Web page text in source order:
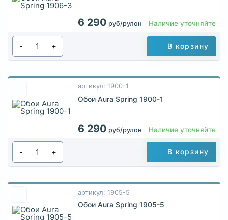
6 290 руб/рулон Наличие уточняйте
- + В корзину
артикул: 1900-1
Обои Aura Spring 1900-1
6 290 руб/рулон Наличие уточняйте
- + В корзину
артикул: 1905-5
Обои Aura Spring 1905-5